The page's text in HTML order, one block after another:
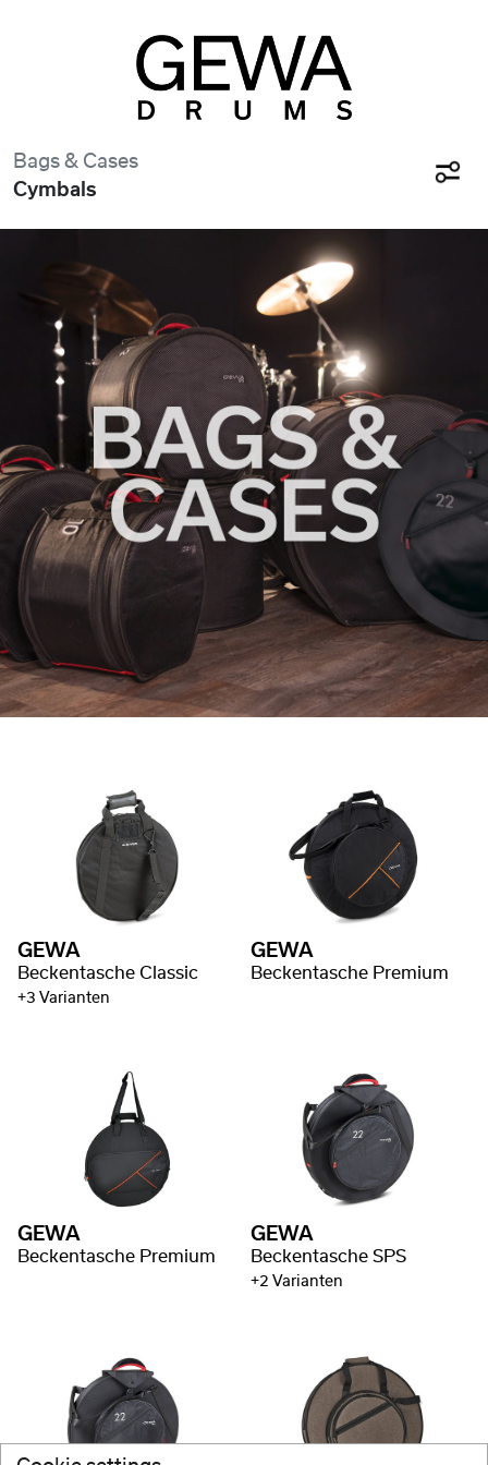
Bags & Cases
Cymbals
GEWA
Beckentasche Classic
+3 Varianten
GEWA
Beckentasche Premium
GEWA
Beckentasche Premium
GEWA
Beckentasche SPS
+2 Varianten